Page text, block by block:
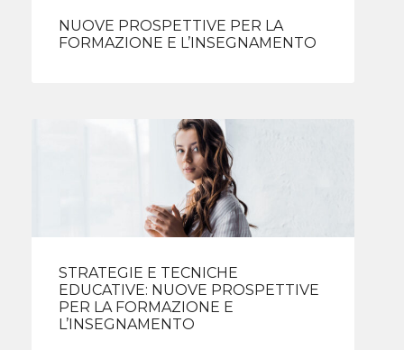
NUOVE PROSPETTIVE PER LA
FORMAZIONE E L’INSEGNAMENTO
STRATEGIE E TECNICHE
EDUCATIVE: NUOVE PROSPETTIVE
PER LA FORMAZIONE E
L’INSEGNAMENTO